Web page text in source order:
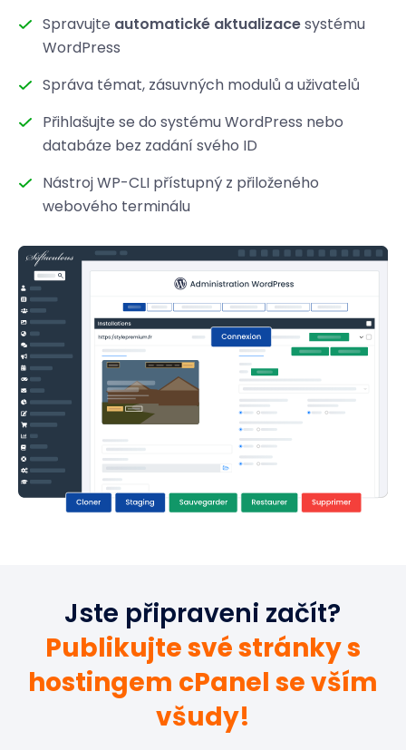
Spravujte automatické aktualizacesystému
WordPress
Správa témat, zásuvných modulů a uživatelů
Přihlašujte se do systému WordPress nebo
databáze bez zadání svého ID
Nástroj WP-CLI přístupný z přiloženého
webového terminálu
Jste připraveni začít?
Publikujte své stránky s
hostingem cPanel se vším
všudy!